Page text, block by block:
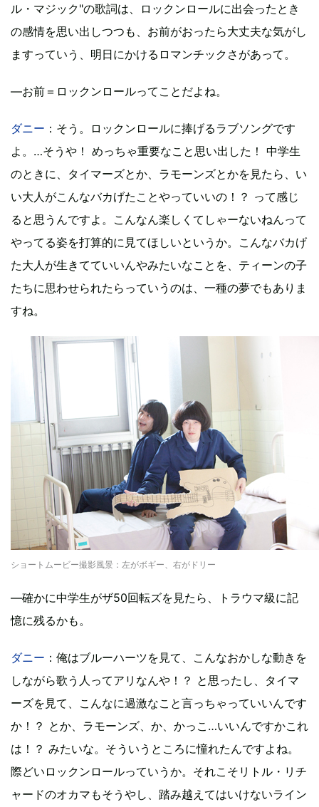
ル・マジック"の歌詞は、ロックンロールに出会ったとき
の感情を思い出しつつも、お前がおったら大丈夫な気がし
ますっていう、明日にかけるロマンチックさがあって。
―お前＝ロックンロールってことだよね。
ダニー ：そう。ロックンロールに捧げるラブソングです
よ。…そうや！ めっちゃ重要なこと思い出した！ 中学生
のときに、タイマーズとか、ラモーンズとかを見たら、い
い大人がこんなバカげたことやっていいの！？ って感じ
ると思うんですよ。こんなん楽しくてしゃーないねんって
やってる姿を打算的に見てほしいというか。こんなバカげ
た大人が生きてていいんやみたいなことを、ティーンの子
たちに思わせられたらっていうのは、一種の夢でもありま
すね。
ショートムービー撮影風景：左がボギー、右がドリー
―確かに中学生がザ50回転ズを見たら、トラウマ級に記
憶に残るかも。
ダニー ：俺はブルーハーツを見て、こんなおかしな動きを
しながら歌う人ってアリなんや！？ と思ったし、タイマ
ーズを見て、こんなに過激なこと言っちゃっていいんです
か！？ とか、ラモーンズ、か、かっこ…いいんですかこれ
は！？ みたいな。そういうところに憧れたんですよね。
際どいロックンロールっていうか。それこそリトル・リチ
ャードのオカマもそうやし、踏み越えてはいけないライン